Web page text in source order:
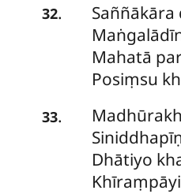
32.
Mahatā
Posiṃsu
33.
Dhātiyo